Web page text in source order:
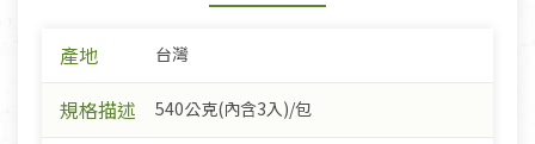
產地 台灣
規格描述 540公克(內含3入)/包